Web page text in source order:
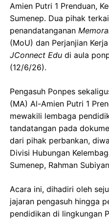
Amien Putri 1 Prenduan,
Sumenep. Dua pihak
penandatanganan
(MoU) dan Perjanjian
JConnect Edu di aula
(12/6/26).
Pengasuh Ponpes
(MA) Al-Amien Putri 1
mewakili lembaga
tandatangan pada
dari pihak perbankan,
Divisi Hubungan
Sumenep, Rahman
Acara ini, dihadiri oleh
jajaran pengasuh hingga
pendidikan di lingkungan